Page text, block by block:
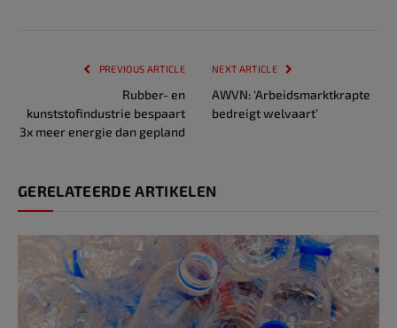
PREVIOUS ARTICLE
Rubber- en
kunststofindustrie bespaart
3x meer energie dan gepland
NEXT ARTICLE
AWVN: ‘Arbeidsmarktkrapte
bedreigt welvaart’
GERELATEERDE ARTIKELEN